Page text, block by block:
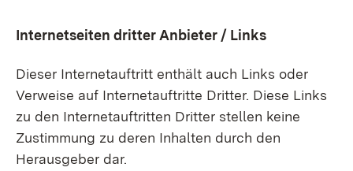
Internetseiten dritter Anbieter / Links
Dieser Internetauftritt enthält auch Links oder
Verweise auf Internetauftritte Dritter. Diese Links
zu den Internetauftritten Dritter stellen keine
Zustimmung zu deren Inhalten durch den
Herausgeber dar.